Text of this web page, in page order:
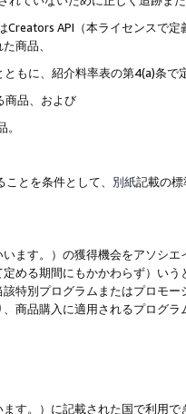
API（本ライセンスで
商品、
もに、紹介料率表の第4(a)条で
商品、および
ことを条件として、 別紙記載の
います。）の獲得機会をアソシ
める期間にもかかわらず）い
特別プログラムまたはプロモ
商品購入に適用されるプログ
ます。）に記載された国で利用で